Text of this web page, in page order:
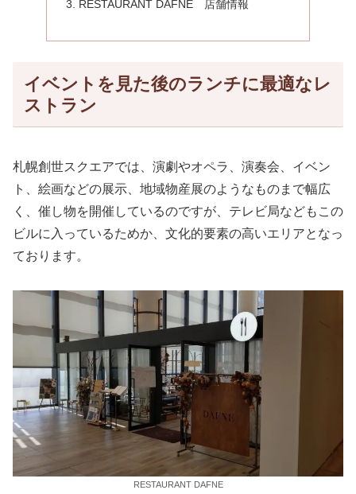
RESTAURANT DAFNE 店舗情報
イベントを見た後のランチに最適なレ
ストラン
札幌創世スクエアでは、演劇やオペラ、演奏会、イベン
ト、絵画などの展示、地域物産展のようなものまで幅広
く、催し物を開催しているのですが、テレビ局などもこの
ビルに入っているためか、文化的要素の高いエリアとなっ
ております。
RESTAURANT DAFNE